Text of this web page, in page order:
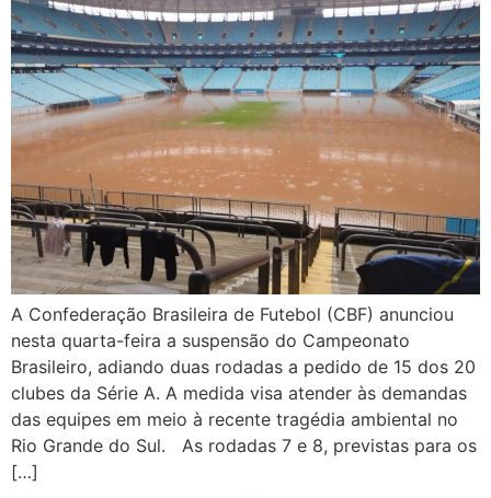
A Confederação Brasileira de Futebol (CBF) anunciou
nesta quarta-feira a suspensão do Campeonato
Brasileiro, adiando duas rodadas a pedido de 15 dos 20
clubes da Série A. A medida visa atender às demandas
das equipes em meio à recente tragédia ambiental no
Rio Grande do Sul. As rodadas 7 e 8, previstas para os
[…]